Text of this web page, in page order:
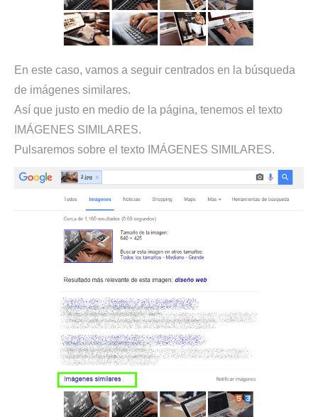
En este caso, vamos a seguir centrados en la búsqueda
de imágenes similares.
Así que justo en medio de la página, tenemos el texto
IMÁGENES SIMILARES.
Pulsaremos sobre el texto IMÁGENES SIMILARES.